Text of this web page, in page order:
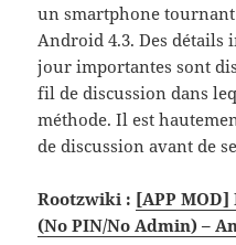
un smartphone
Android 4.3. Des détails
jour importantes sont
fil de discussion dans
méthode. Il est
de discussion avant de
Rootzwiki : [APP
(No PIN/No Admin) –